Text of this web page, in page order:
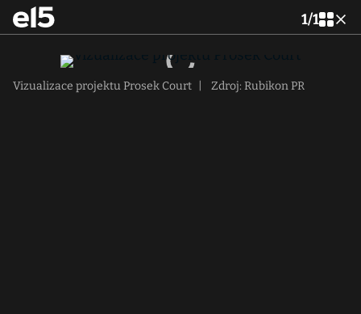
1/1
Vizualizace projektu Prosek Court Zdroj: Rubikon PR